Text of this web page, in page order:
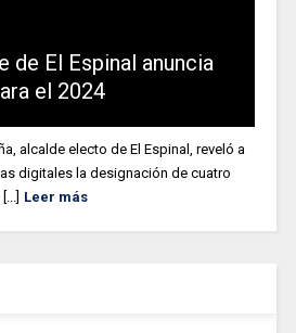
de El Espinal anuncia
el 2024
alcalde electo de El Espinal, reveló a
digitales la designación de cuatro
Leer más